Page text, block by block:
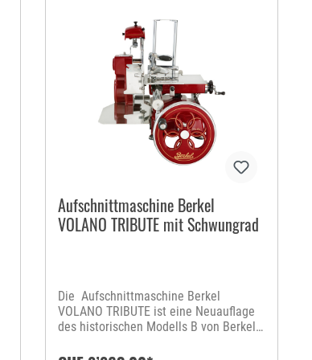
Aufschnittmaschine Berkel
VOLANO TRIBUTE mit Schwungrad
Die Aufschnittmaschine Berkel
VOLANO TRIBUTE ist eine Neuauflage
des historischen Modells B von Berkel
Hommage an Handwerkskunst und